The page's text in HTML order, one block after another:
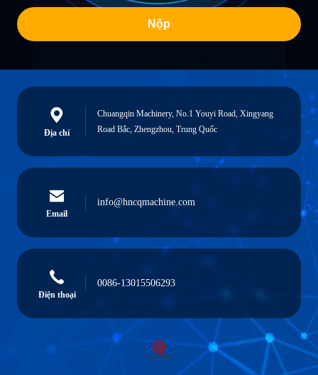
Nộp
Địa chỉ
Chuangqin Machinery, No.1 Youyi Road, Xingyang
Road Bắc, Zhengzhou, Trung Quốc
Email
info@hncqmachine.com
Điện thoại
0086-13015506293